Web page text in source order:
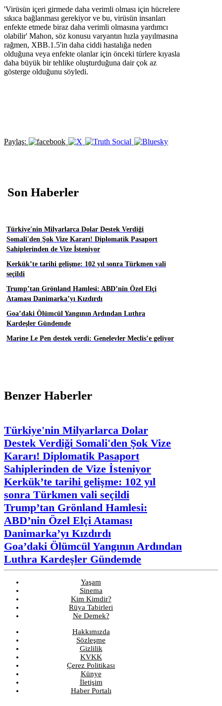
'Virüsün içeri girmede daha verimli olması için hücrelere
sıkıca bağlanması gerekiyor ve bu, virüsün insanları
enfekte etmede biraz daha verimli olmasına yardımcı
olabilir' Mahon, söz konusu varyantın hızla yayılmasına
rağmen, XBB.1.5'in daha ciddi hastalığa neden
olduğuna veya enfekte olanlar için önceki türlere kıyasla
daha büyük bir tehlike oluşturduğuna dair çok az
gösterge olduğunu söyledi.
Paylaş:
Son Haberler
Türkiye'nin Milyarlarca Dolar Destek Verdiği
Somali'den Şok Vize Kararı! Diplomatik Pasaport
Sahiplerinden de Vize İsteniyor
Kerkük’te tarihi gelişme: 102 yıl sonra Türkmen vali
seçildi
Trump’tan Grönland Hamlesi: ABD’nin Özel Elçi
Ataması Danimarka’yı Kızdırdı
Goa’daki Ölümcül Yangının Ardından Luthra
Kardeşler Gündemde
Marine Le Pen destek verdi: Genelevler Meclis’e geliyor
Benzer Haberler
Türkiye'nin Milyarlarca Dolar
Destek Verdiği Somali'den Şok Vize
Kararı! Diplomatik Pasaport
Sahiplerinden de Vize İsteniyor
Kerkük’te tarihi gelişme: 102 yıl
sonra Türkmen vali seçildi
Trump’tan Grönland Hamlesi:
ABD’nin Özel Elçi Ataması
Danimarka’yı Kızdırdı
Goa’daki Ölümcül Yangının Ardından
Luthra Kardeşler Gündemde
Yaşam
Sinema
Kim Kimdir?
Rüya Tabirleri
Ne Demek?
Hakkımızda
Sözleşme
Gizlilik
KVKK
Çerez Politikası
Künye
İletişim
Haber Portalı